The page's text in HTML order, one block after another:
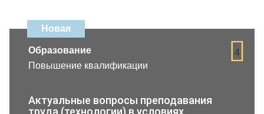
Новая
4
Образование
Повышение квалификации
Актуальные вопросы преподавания
труда (технологии) в условиях